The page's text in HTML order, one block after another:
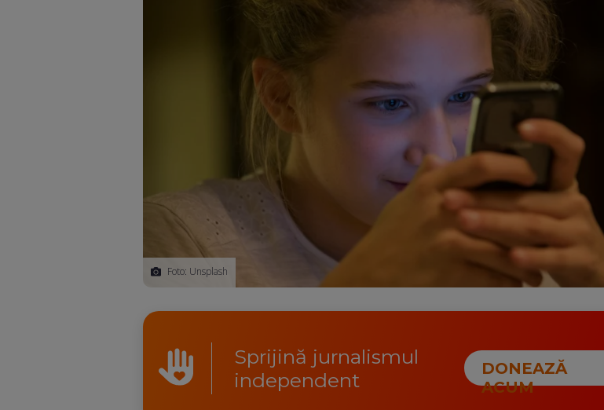
Foto: Unsplash
Sprijină jurnalismul
independent
DONEAZĂ
ACUM